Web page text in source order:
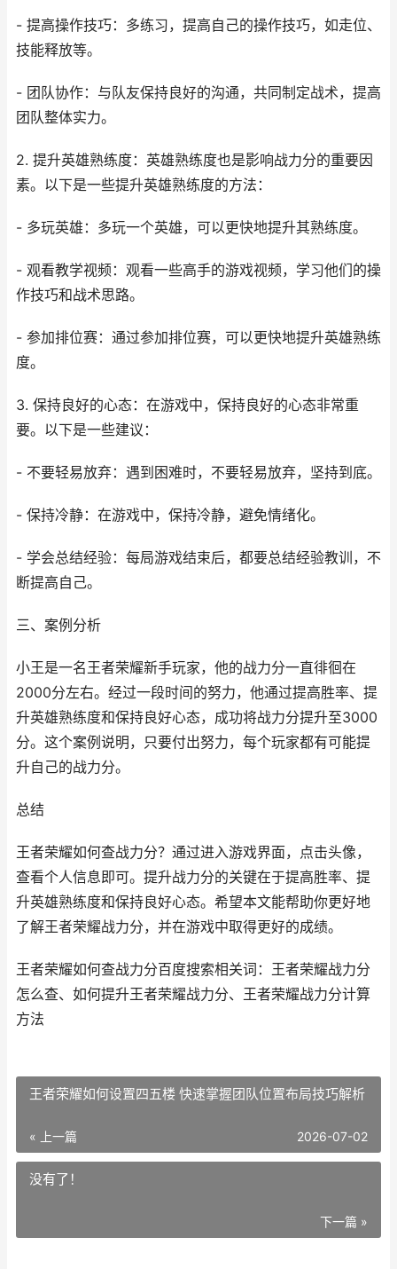
- 提高操作技巧：多练习，提高自己的操作技巧，如走位、
技能释放等。
- 团队协作：与队友保持良好的沟通，共同制定战术，提高
团队整体实力。
2. 提升英雄熟练度：英雄熟练度也是影响战力分的重要因
素。以下是一些提升英雄熟练度的方法：
- 多玩英雄：多玩一个英雄，可以更快地提升其熟练度。
- 观看教学视频：观看一些高手的游戏视频，学习他们的操
作技巧和战术思路。
- 参加排位赛：通过参加排位赛，可以更快地提升英雄熟练
度。
3. 保持良好的心态：在游戏中，保持良好的心态非常重
要。以下是一些建议：
- 不要轻易放弃：遇到困难时，不要轻易放弃，坚持到底。
- 保持冷静：在游戏中，保持冷静，避免情绪化。
- 学会总结经验：每局游戏结束后，都要总结经验教训，不
断提高自己。
三、案例分析
小王是一名王者荣耀新手玩家，他的战力分一直徘徊在
2000分左右。经过一段时间的努力，他通过提高胜率、提
升英雄熟练度和保持良好心态，成功将战力分提升至3000
分。这个案例说明，只要付出努力，每个玩家都有可能提
升自己的战力分。
总结
王者荣耀如何查战力分？通过进入游戏界面，点击头像，
查看个人信息即可。提升战力分的关键在于提高胜率、提
升英雄熟练度和保持良好心态。希望本文能帮助你更好地
了解王者荣耀战力分，并在游戏中取得更好的成绩。
王者荣耀如何查战力分百度搜索相关词：王者荣耀战力分
怎么查、如何提升王者荣耀战力分、王者荣耀战力分计算
方法
王者荣耀如何设置四五楼 快速掌握团队位置布局技巧解析
« 上一篇 2026-07-02
没有了！
下一篇 »